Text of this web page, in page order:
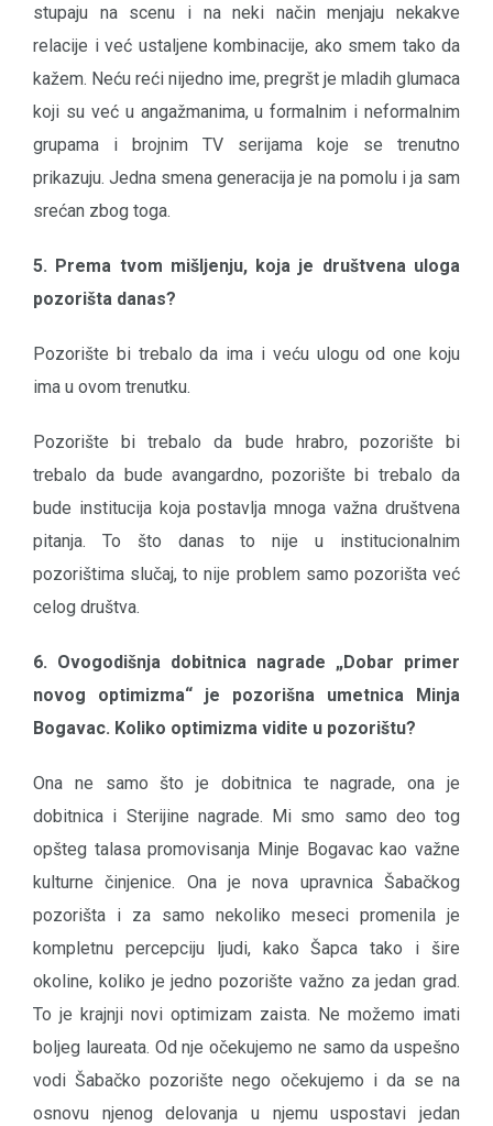
stupaju na scenu i na neki način menjaju nekakve
relacije i već ustaljene kombinacije, ako smem tako da
kažem. Neću reći nijedno ime, pregršt je mladih glumaca
koji su već u angažmanima, u formalnim i neformalnim
grupama i brojnim TV serijama koje se trenutno
prikazuju. Jedna smena generacija je na pomolu i ja sam
srećan zbog toga.
5. Prema tvom mišljenju, koja je društvena uloga
pozorišta danas?
Pozorište bi trebalo da ima i veću ulogu od one koju
ima u ovom trenutku.
Pozorište bi trebalo da bude hrabro, pozorište bi
trebalo da bude avangardno, pozorište bi trebalo da
bude institucija koja postavlja mnoga važna društvena
pitanja. To što danas to nije u institucionalnim
pozorištima slučaj, to nije problem samo pozorišta već
celog društva.
6. Ovogodišnja dobitnica nagrade „Dobar primer
novog optimizma“ je pozorišna umetnica Minja
Bogavac. Koliko optimizma vidite u pozorištu?
Ona ne samo što je dobitnica te nagrade, ona je
dobitnica i Sterijine nagrade. Mi smo samo deo tog
opšteg talasa promovisanja Minje Bogavac kao važne
kulturne činjenice. Ona je nova upravnica Šabačkog
pozorišta i za samo nekoliko meseci promenila je
kompletnu percepciju ljudi, kako Šapca tako i šire
okoline, koliko je jedno pozorište važno za jedan grad.
To je krajnji novi optimizam zaista. Ne možemo imati
boljeg laureata. Od nje očekujemo ne samo da uspešno
vodi Šabačko pozorište nego očekujemo i da se na
osnovu njenog delovanja u njemu uspostavi jedan